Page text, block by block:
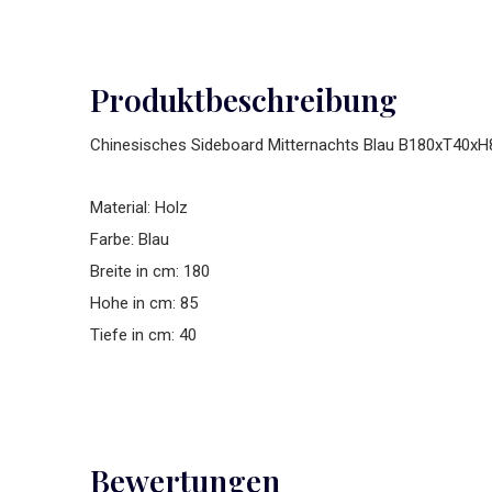
Produktbeschreibung
Chinesisches Sideboard Mitternachts Blau
Material: Holz
Farbe: Blau
Breite in cm: 180
Hohe in cm: 85
Tiefe in cm: 40
Bewertungen